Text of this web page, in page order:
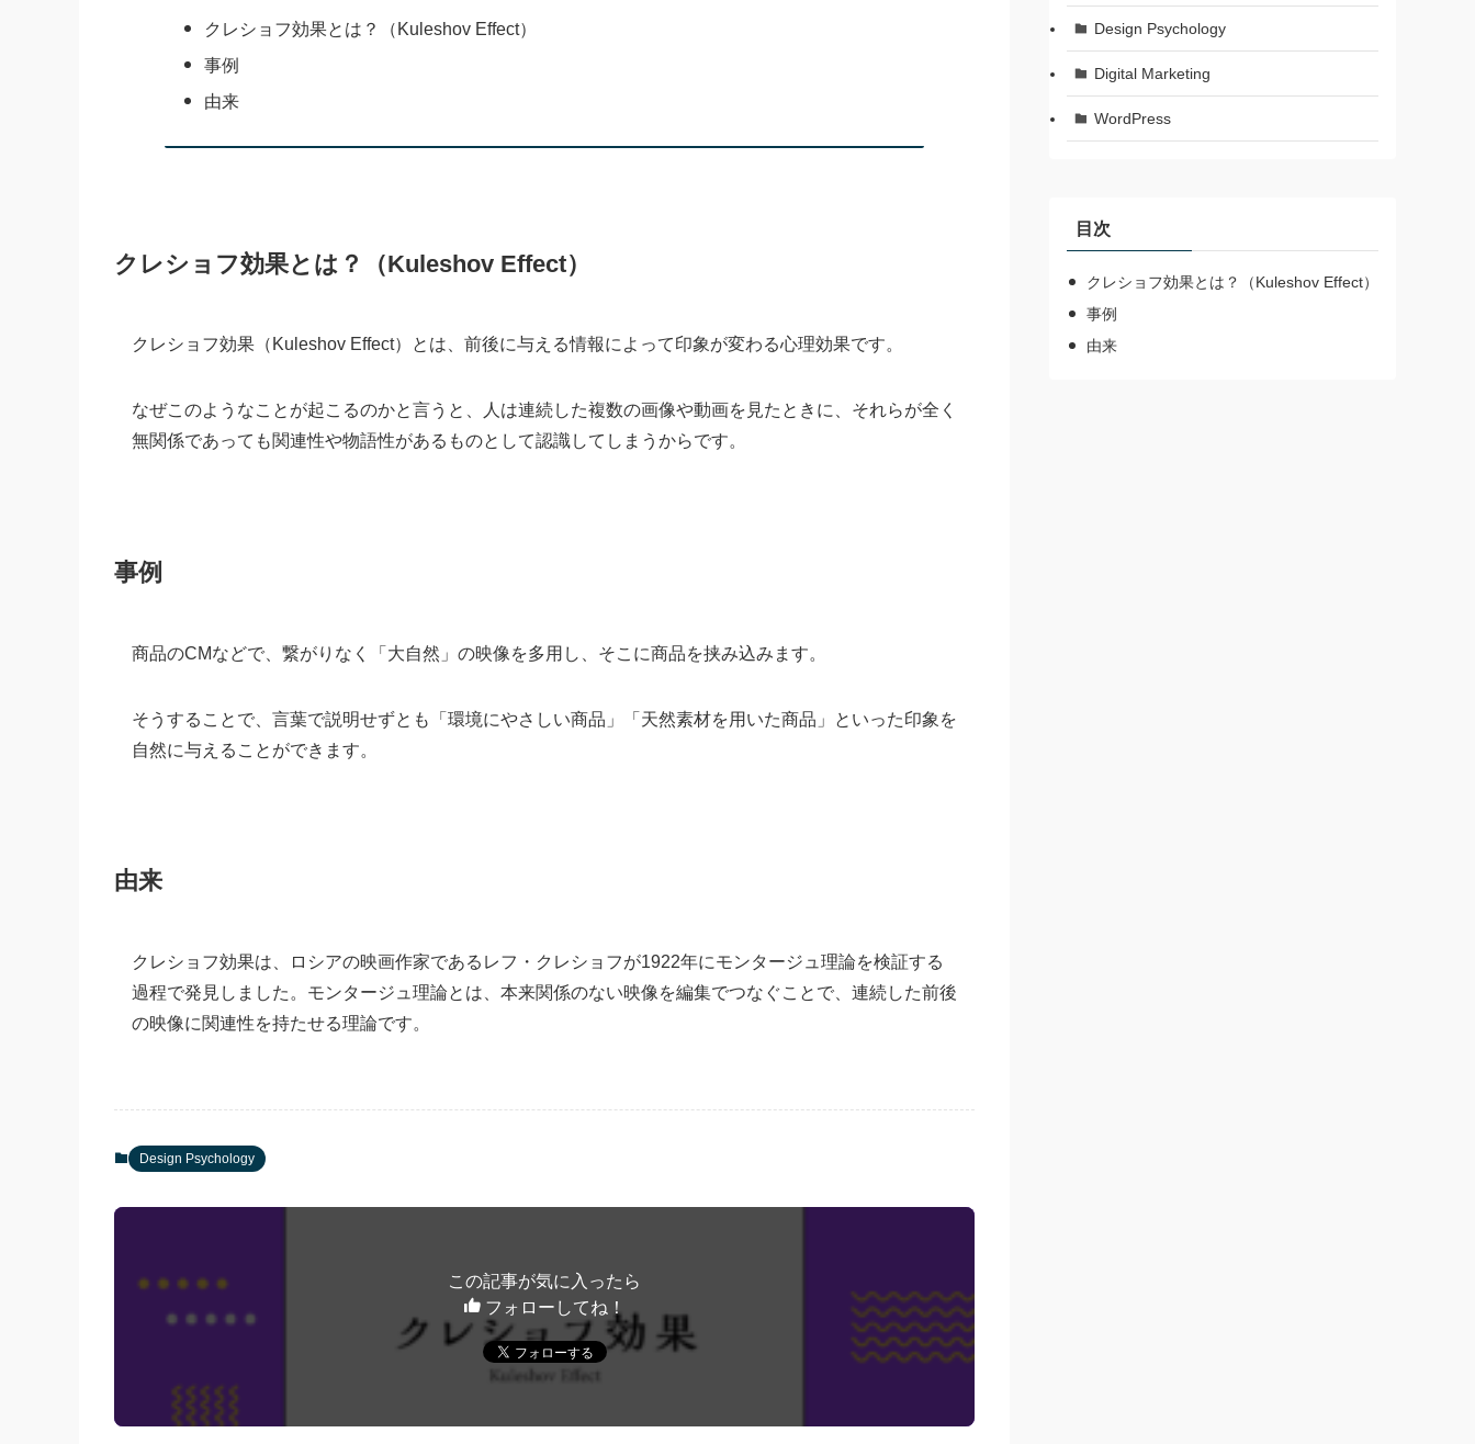
クレショフ効果とは？（Kuleshov Effect）
事例
由来
クレショフ効果とは？（Kuleshov Effect）
クレショフ効果（Kuleshov Effect）とは、前後に与える情報によって印象が変わる心理効果です。
なぜこのようなことが起こるのかと言うと、人は連続した複数の画像や動画を見たときに、それらが全く
無関係であっても関連性や物語性があるものとして認識してしまうからです。
事例
商品のCMなどで、繋がりなく「大自然」の映像を多用し、そこに商品を挟み込みます。
そうすることで、言葉で説明せずとも「環境にやさしい商品」「天然素材を用いた商品」といった印象を
自然に与えることができます。
由来
クレショフ効果は、ロシアの映画作家であるレフ・クレショフが1922年にモンタージュ理論を検証する
過程で発見しました。モンタージュ理論とは、本来関係のない映像を編集でつなぐことで、連続した前後
の映像に関連性を持たせる理論です。
Design Psychology
この記事が気に入ったら
フォローしてね！
Design Psychology
Digital Marketing
WordPress
目次
クレショフ効果とは？（Kuleshov Effect）
事例
由来